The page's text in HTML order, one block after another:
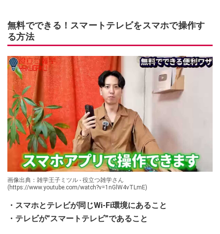
無料でできる！スマートテレビをスマホで操作す
る方法
画像出典：雑学王子ミツル - 役立つ雑学さん
(https://www.youtube.com/watch?v=1nGlW4vTLmE)
・スマホとテレビが同じWi-Fi環境にあること
・テレビが”スマートテレビ”であること